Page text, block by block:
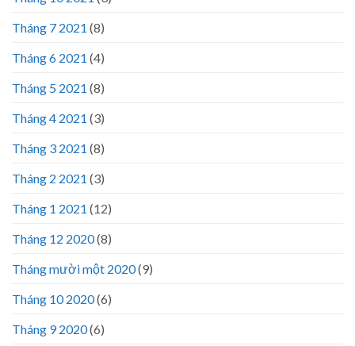
Tháng 7 2021 (8)
Tháng 6 2021 (4)
Tháng 5 2021 (8)
Tháng 4 2021 (3)
Tháng 3 2021 (8)
Tháng 2 2021 (3)
Tháng 1 2021 (12)
Tháng 12 2020(8)
Tháng mười một 2020(9)
Tháng 10 2020(6)
Tháng 9 2020(6)